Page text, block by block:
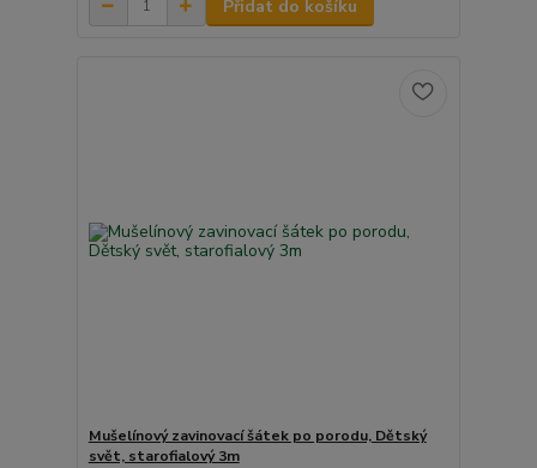
Přidat do košíku
Mušelínový zavinovací šátek po porodu, Dětský
svět, starofialový 3m